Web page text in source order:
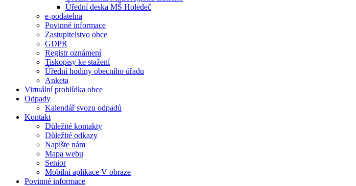
Úřední deska MŠ Holedeč
e-podatelna
Povinné informace
Zastupitelstvo obce
GDPR
Registr oznámení
Tiskopisy ke stažení
Úřední hodiny obecního úřadu
Anketa
Virtuální prohlídka obce
Odpady
Kalendář svozu odpadů
Kontakt
Důležité kontakty
Důležité odkazy
Napište nám
Mapa webu
Senior
Mobilní aplikace V obraze
Povinné informace